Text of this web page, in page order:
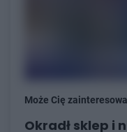
Może Cię
Okradł sklep i